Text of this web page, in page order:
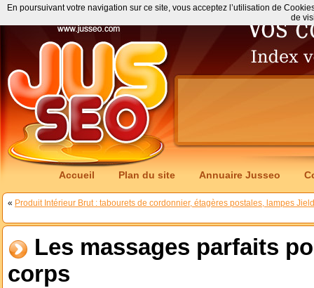
Accueil Plan du site Annuaire Jusseo
« Produit Intérieur Brut : tabourets de cordonnier, étagères postales, lampes
Les massages parfaits
corps
En poursuivant votre navigation sur ce site, vous acceptez l’utilisation de
de